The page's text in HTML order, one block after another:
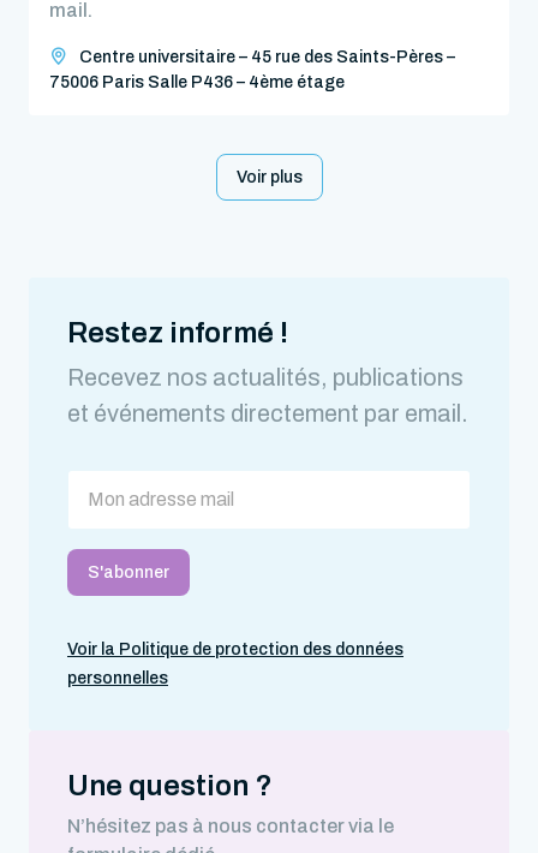
mail.
Centre universitaire – 45 rue des Saints-Pères –
75006 Paris Salle P436 – 4ème étage
Voir plus
Restez informé !
Recevez nos actualités, publications
et événements directement par email.
Voir la Politique de protection des données
personnelles
Une question ?
N’hésitez pas à nous contacter via le